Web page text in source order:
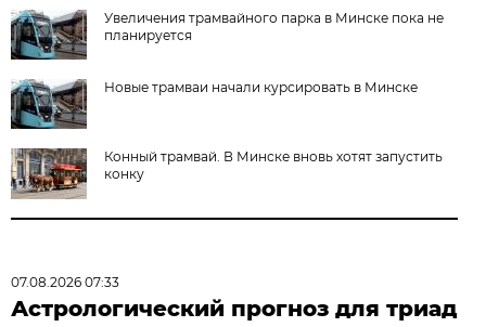
Увеличения трамвайного парка в Минске пока не
планируется
Новые трамваи начали курсировать в Минске
Конный трамвай. В Минске вновь хотят запустить
конку
07.08.2026 07:33
Астрологический прогноз для триад